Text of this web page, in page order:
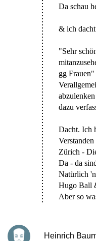
Da schau
& ich
"Sehr
gg
dazu
Dacht. Ich
Zürich -
Da - da
Natürlich
Hugo Ball
Aber so
Heinrich